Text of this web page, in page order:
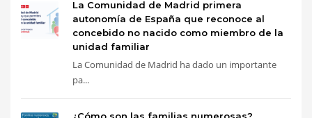
La Comunidad de Madrid primera
autonomía de España que reconoce al
concebido no nacido como miembro de la
unidad familiar
La Comunidad de Madrid ha dado un importante
pa...
¿Cómo son las familias numerosas?